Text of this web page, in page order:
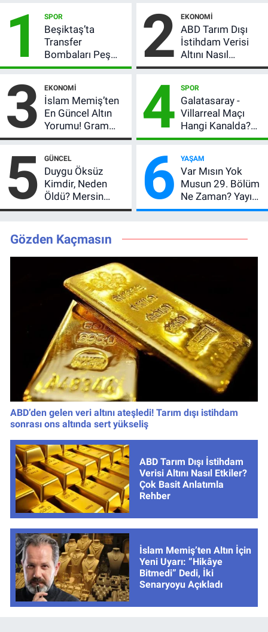
1 SPOR
Beşiktaş’ta
Transfer
Bombaları Peş
Peşe! Adalı
Açıkladı, 5 Yıldız
Daha Listede
2 EKONOMI
ABD Tarım Dışı
İstihdam Verisi
Altını Nasıl
Etkiler? Çok Basit
3 EKONOMI
İslam Memiş’ten
En Güncel Altın
Yorumu! Gram
Altın İçin 6.350 TL
Beklentisi
Değişmedi
4 SPOR
Galatasaray -
Villarreal Maçı
Hangi Kanalda?
Hazırlık Maçı Ne
Kaçta, Nereden
İzlenir?
5 GÜNCEL
Duygu Öksüz
Kimdir, Neden
Öldü? Mersin
Basınının Acı
6 YAŞAM
Var Mısın Yok
Musun 29. Bölüm
Ne Zaman? Yayın
Günü Değişti, Yeni
Gözden Kaçmasın
ABD’den gelen veri altını ateşledi! Tarım dışı istihdam
sonrası ons altında sert yükseliş
ABD Tarım Dışı İstihdam
Verisi Altını Nasıl Etkiler?
Çok Basit Anlatımla
Rehber
İslam Memiş’ten Altın İçin
Yeni Uyarı: “Hikâye
Bitmedi” Dedi, İki
Senaryoyu Açıkladı